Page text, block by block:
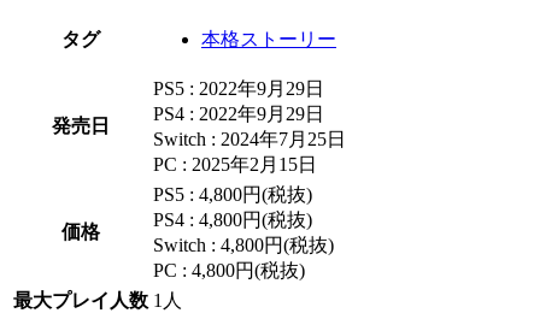
タグ 本格ストーリー
発売日
PS5 : 2022年9月29日
PS4 : 2022年9月29日
Switch : 2024年7月25日
PC : 2025年2月15日
価格
PS5 : 4,800円(税抜)
PS4 : 4,800円(税抜)
Switch : 4,800円(税抜)
PC : 4,800円(税抜)
最大プレイ人数 1人